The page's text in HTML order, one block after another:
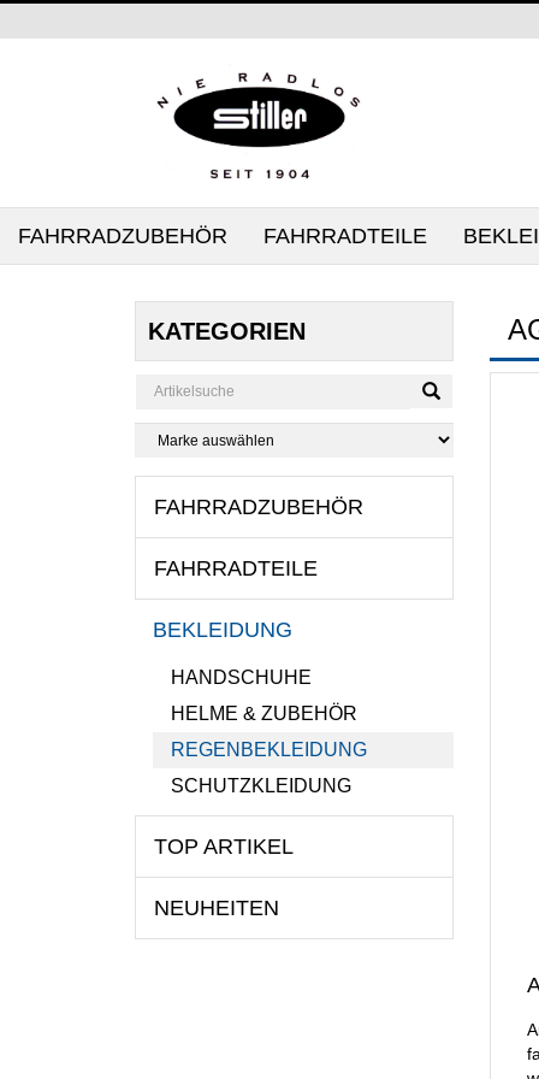
FAHRRADZUBEHÖR FAHRRADTEILE
KATEGORIEN
FAHRRADZUBEHÖR
FAHRRADTEILE
BEKLEIDUNG
HANDSCHUHE
HELME & ZUBEHÖR
REGENBEKLEIDUNG
SCHUTZKLEIDUNG
TOP ARTIKEL
NEUHEITEN